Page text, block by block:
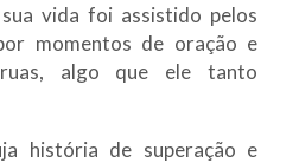
vida foi assistido pelos
momentos de oração e
ruas, algo que ele tanto
história de superação e